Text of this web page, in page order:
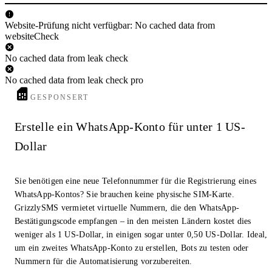
Website-Prüfung nicht verfügbar: No cached data from
websiteCheck
No cached data from leak check
No cached data from leak check pro
GESPONSERT
Erstelle ein WhatsApp-Konto für unter 1 US-
Dollar
Sie benötigen eine neue Telefonnummer für die Registrierung eines
WhatsApp-Kontos? Sie brauchen keine physische SIM-Karte.
GrizzlySMS vermietet virtuelle Nummern, die den WhatsApp-
Bestätigungscode empfangen – in den meisten Ländern kostet dies
weniger als 1 US-Dollar, in einigen sogar unter 0,50 US-Dollar. Ideal,
um ein zweites WhatsApp-Konto zu erstellen, Bots zu testen oder
Nummern für die Automatisierung vorzubereiten.